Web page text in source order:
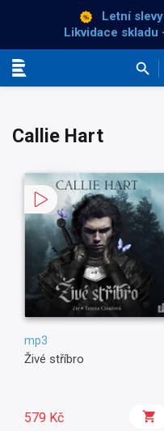
Letní
Likvidace skladu
Callie Hart
mp3
Živé stříbro
579 Kč